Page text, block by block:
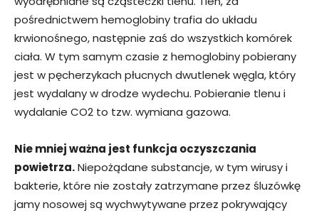
pośrednictwem hemoglobiny trafia do układu
krwionośnego, następnie zaś do wszystkich komórek
ciała. W tym samym czasie z hemoglobiny pobierany
jest w pęcherzykach płucnych dwutlenek węgla, który
jest wydalany w drodze wydechu. Pobieranie tlenu i
wydalanie CO2 to tzw. wymiana gazowa.
Nie mniej ważna jest funkcja oczyszczania
powietrza.Niepożądane substancje, w tym wirusy i
bakterie, które nie zostały zatrzymane przez śluzówkę
jamy nosowej są wychwytywane przez pokrywający